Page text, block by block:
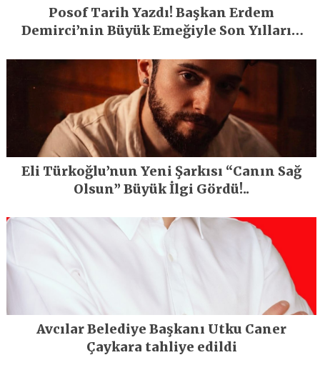
Posof Tarih Yazdı! Başkan Erdem
Demirci’nin Büyük Emeğiyle Son Yılların
Eli Türkoğlu’nun Yeni Şarkısı “Canın Sağ
Olsun” Büyük İlgi Gördü!..
Avcılar Belediye Başkanı Utku Caner
Çaykara tahliye edildi